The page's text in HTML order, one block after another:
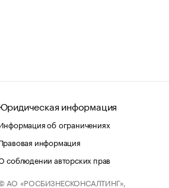
информация
об ограничениях
информация
соблюдении авторских прав
АО «РОСБИЗНЕСКОНСАЛТИНГ»,